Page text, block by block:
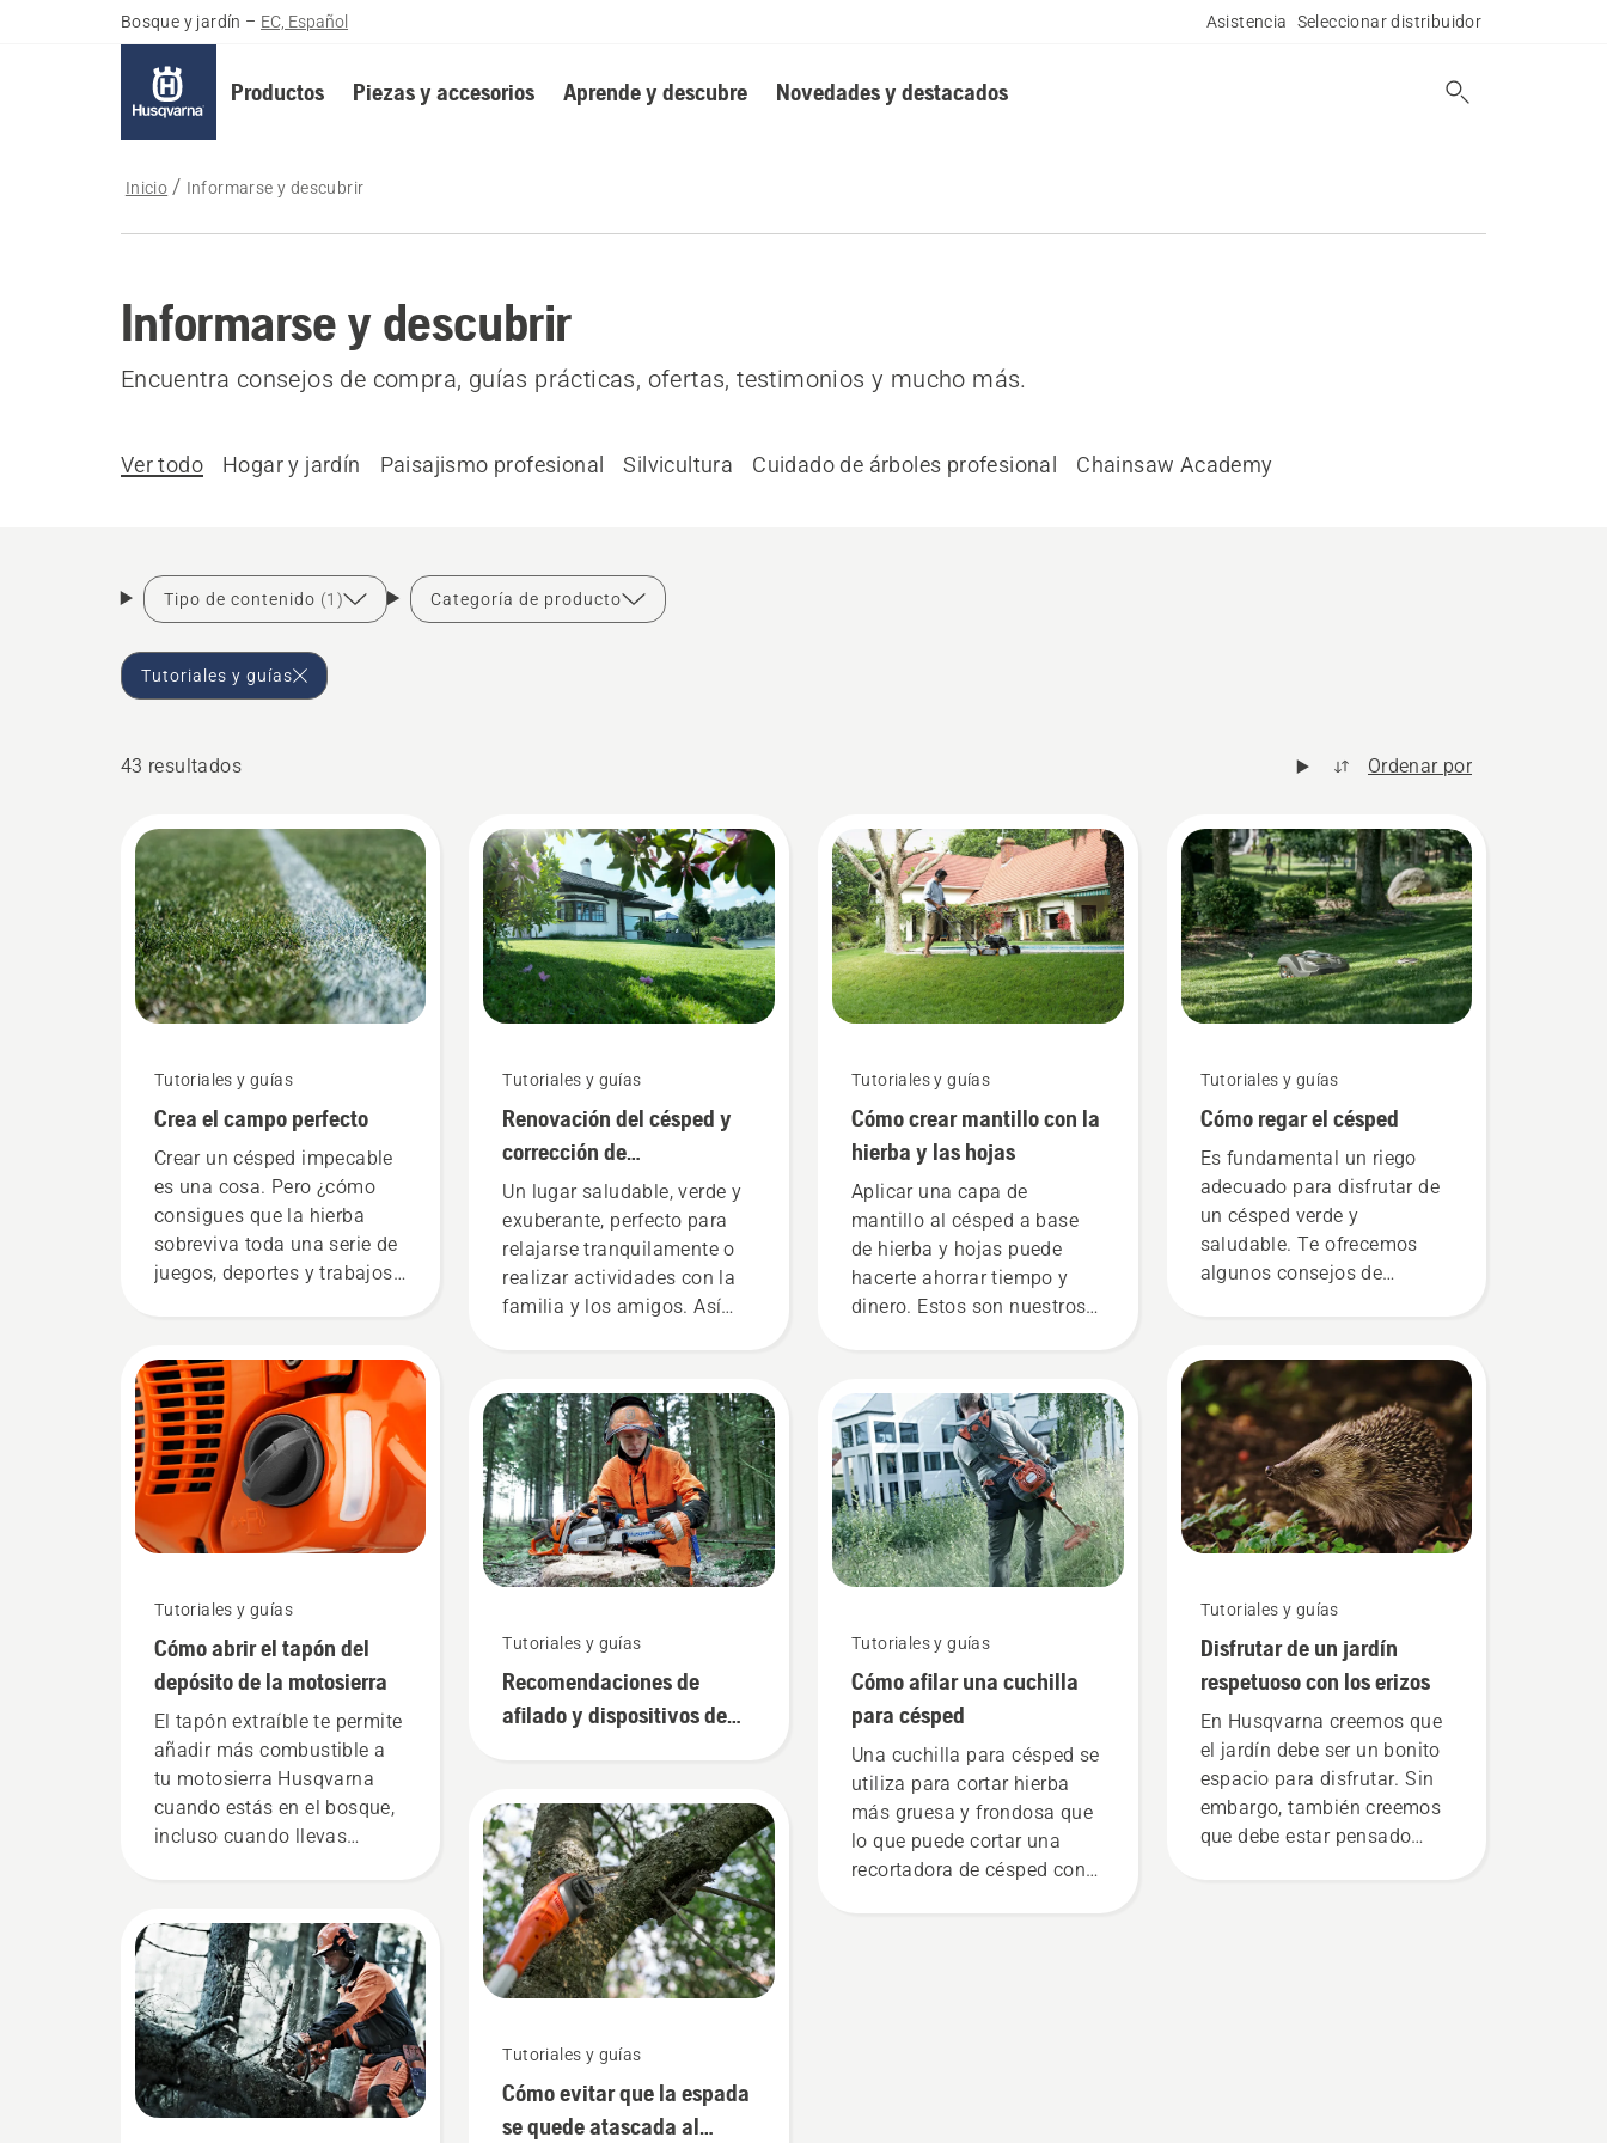
Bosque y jardín – EC, Español Asistencia Seleccionar distribuidor
Productos Piezas y accesorios Aprende y descubre Novedades y destacados
Inicio Informarse y descubrir
Informarse y descubrir
Encuentra consejos de compra, guías prácticas, ofertas, testimonios y mucho más.
Ver todo Hogar y jardín Paisajismo profesional Silvicultura Cuidado de árboles profesional Chainsaw Academy
Tipo de contenido (1) Categoría de producto
Tutoriales y guías
43 resultados Ordenar por
Tutoriales y guías
Crea el campo perfecto
Crear un césped impecable
es una cosa. Pero ¿cómo
consigues que la hierba
sobreviva toda una serie de
juegos, deportes y trabajos
¿Acaso es posible? Hemos
consultado a uno de los
mejores del sector para
obtener algunas respuestas.
Tutoriales y guías
Cómo abrir el tapón del
depósito de la motosierra
El tapón extraíble te permite
añadir más combustible a
tu motosierra Husqvarna
cuando estás en el bosque,
incluso cuando llevas
destornillador si es
necesario.
Tutoriales y guías
Renovación del césped y
corrección de
irregularidades en la
hierba
Un lugar saludable, verde y
exuberante, perfecto para
relajarse tranquilamente o
realizar actividades con la
familia y los amigos. Así
cuando hay zonas de
césped secas y marrones, y
malas hierbas que arruinan
la experiencia? No tienes
por qué preocuparte. Aquí
tienes una guía paso a paso
para reparar un césped
irregular.
Tutoriales y guías
Recomendaciones de
afilado y dispositivos de
Tutoriales y guías
Cómo evitar que la espada
se quede atascada al
Tutoriales y guías
Cómo crear mantillo con la
hierba y las hojas
Aplicar una capa de
mantillo al césped a base
de hierba y hojas puede
hacerte ahorrar tiempo y
dinero. Estos son nuestros
hecho con recortes de
hierba y hojas.
Tutoriales y guías
Cómo afilar una cuchilla
para césped
Una cuchilla para césped se
utiliza para cortar hierba
más gruesa y frondosa que
lo que puede cortar una
recortadora de césped con
Tutoriales y guías
Cómo regar el césped
Es fundamental un riego
adecuado para disfrutar de
un césped verde y
saludable. Te ofrecemos
algunos consejos de
hidratado.
Tutoriales y guías
Disfrutar de un jardín
respetuoso con los erizos
En Husqvarna creemos que
el jardín debe ser un bonito
espacio para disfrutar. Sin
embargo, también creemos
que debe estar pensado